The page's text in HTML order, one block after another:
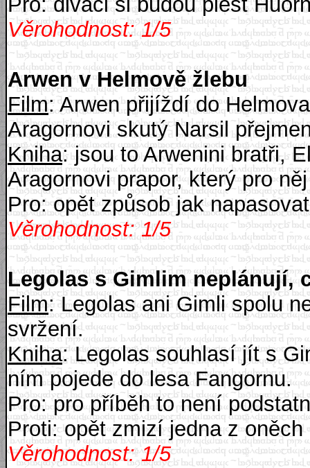
Věrohodnost: 1/5
Arwen v Helmově žlebu
Film: Arwen přijíždí do
Aragornovi skutý Narsil
Kniha: jsou to Arwenini bratři,
Aragornovi prapor, který pro
Pro: opět způsob jak
Věrohodnost: 1/5
Legolas s Gimlim neplánují,
Film: Legolas ani Gimli spolu
svržení.
Kniha: Legolas souhlasí jít s
ním pojede do lesa Fangornu.
Pro: pro příběh to není
Proti: opět zmizí jedna z
Věrohodnost: 1/5